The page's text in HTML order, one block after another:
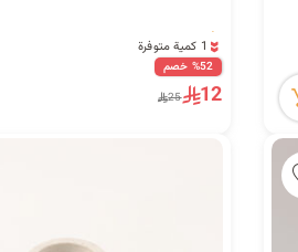
1 كمية متوفرة
1 قطعة بيعت مؤخراً
4 مشاهدة مؤخراً
1 كمية متوفرة
%52 خصم
12
25